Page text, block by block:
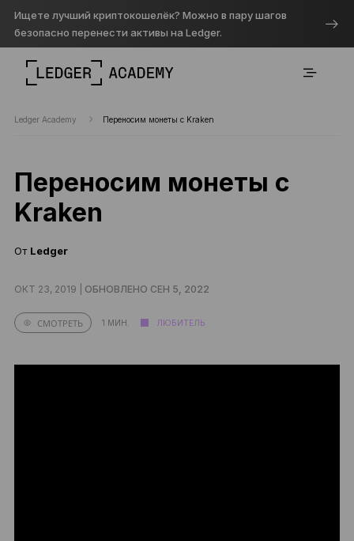
Ищете лучший криптокошелёк? Можно в пару шагов
безопасно перенести активы на Ledger.
Ledger Academy Переносим монеты с Kraken
Переносим монеты с
Kraken
От Ledger
ОКТ 23, 2019 | ОБНОВЛЕНО СЕН 5, 2022
СМОТРЕТЬ 1 МИН. ЛЮБИТЕЛЬ